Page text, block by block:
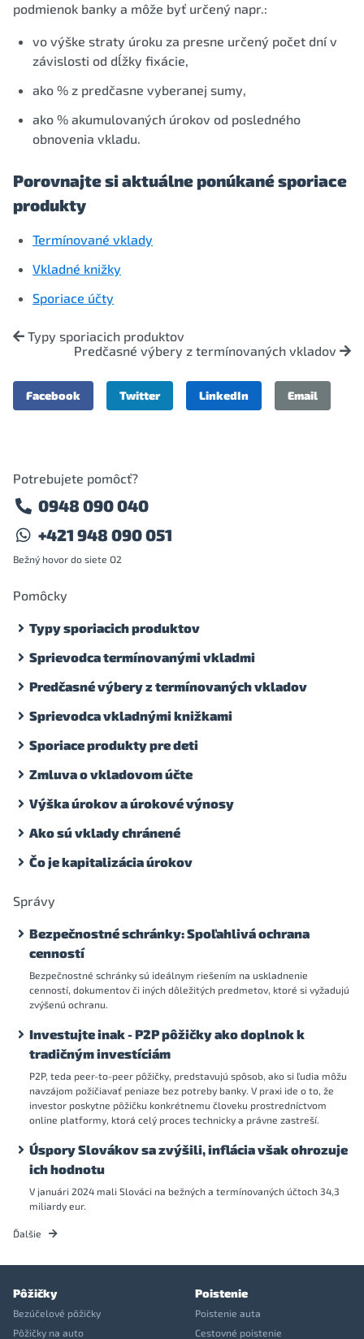
podmienok banky a môže byť určený napr.:
vo výške straty úroku za presne určený počet dní v
závislosti od dĺžky fixácie,
ako % z predčasne vyberanej sumy,
ako % akumulovaných úrokov od posledného
obnovenia vkladu.
Porovnajte si aktuálne ponúkané sporiace
produkty
Termínované vklady
Vkladné knižky
Sporiace účty
Typy sporiacich produktov
Predčasné výbery z termínovaných vkladov
Facebook Twitter LinkedIn Email
Potrebujete pomôcť?
0948 090 040
+421 948 090 051
Bežný hovor do siete O2
Pomôcky
Typy sporiacich produktov
Sprievodca termínovanými vkladmi
Predčasné výbery z termínovaných vkladov
Sprievodca vkladnými knižkami
Sporiace produkty pre deti
Zmluva o vkladovom účte
Výška úrokov a úrokové výnosy
Ako sú vklady chránené
Čo je kapitalizácia úrokov
Správy
Bezpečnostné schránky: Spoľahlivá ochrana
cenností
Bezpečnostné schránky sú ideálnym riešením na uskladnenie
cenností, dokumentov či iných dôležitých predmetov, ktoré si vyžadujú
zvýšenú ochranu.
Investujte inak - P2P pôžičky ako doplnok k
tradičným investíciám
P2P, teda peer-to-peer pôžičky, predstavujú spôsob, ako si ľudia môžu
navzájom požičiavať peniaze bez potreby banky. V praxi ide o to, že
investor poskytne pôžičku konkrétnemu človeku prostredníctvom
online platformy, ktorá celý proces technicky a právne zastreší.
Úspory Slovákov sa zvýšili, inflácia však ohrozuje
ich hodnotu
V januári 2024 mali Slováci na bežných a termínovaných účtoch 34,3
miliardy eur.
Ďalšie
Pôžičky
Bezúčelové pôžičky
Pôžičky na auto
Poistenie
Poistenie auta
Cestovné poistenie